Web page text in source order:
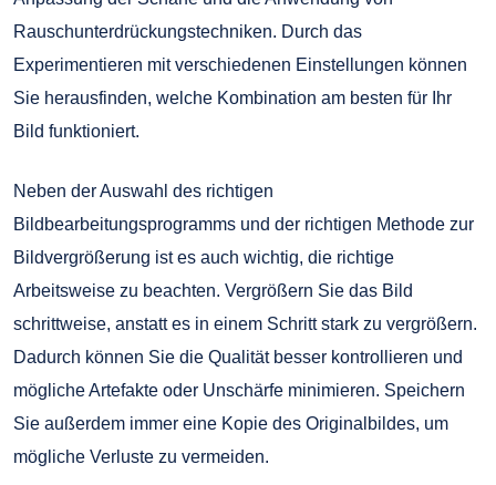
Rauschunterdrückungstechniken. Durch das
Experimentieren mit verschiedenen Einstellungen können
Sie herausfinden, welche Kombination am besten für Ihr
Bild funktioniert.
Neben der Auswahl des richtigen
Bildbearbeitungsprogramms und der richtigen Methode zur
Bildvergrößerung ist es auch wichtig, die richtige
Arbeitsweise zu beachten. Vergrößern Sie das Bild
schrittweise, anstatt es in einem Schritt stark zu vergrößern.
Dadurch können Sie die Qualität besser kontrollieren und
mögliche Artefakte oder Unschärfe minimieren. Speichern
Sie außerdem immer eine Kopie des Originalbildes, um
mögliche Verluste zu vermeiden.